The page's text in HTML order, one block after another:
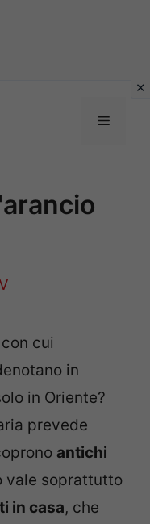
Menu
cui
in
in Oriente?
prevede
antichi
vale soprattutto
in casa, che